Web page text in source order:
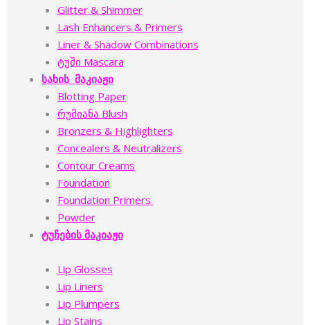
Glitter & Shimmer
Lash Enhancers & Primers
Liner & Shadow Combinations
ტუში Mascara
სახის მაკიაჟი
Blotting Paper
რუმიანა Blush
Bronzers & Highlighters
Concealers & Neutralizers
Contour Creams
Foundation
Foundation Primers
Powder
ტუჩების მაკიაჟი
Lip Glosses
Lip Liners
Lip Plumpers
Lip Stains